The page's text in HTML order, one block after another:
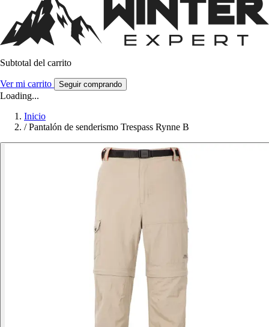
Subtotal del carrito
Ver mi carrito Seguir comprando
Loading...
Inicio
/ Pantalón de senderismo Trespass Rynne B